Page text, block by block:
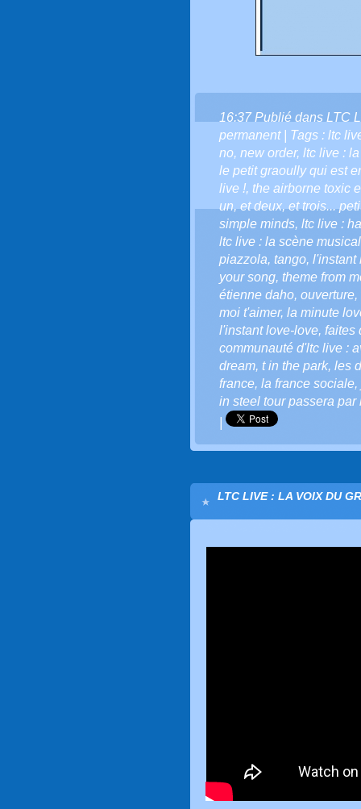
16:37 Publié dans LTC
permanent| Tags : ltc
no, new order, ltc live :
le petit graoully qui est
live !, the airborne toxic
un,et deux,et trois...
simple minds, ltc live :
ltc live : la scène
piazzola, tango, l'instant
your song, theme from
étienne daho, ouverture,
moi t'aimer, la minute
l'instant love-love, faites
communauté d'ltc live :
dream, t in the park, les
france, la france sociale,
in steel tour passera par
LTC LIVE : LA VOIX DU